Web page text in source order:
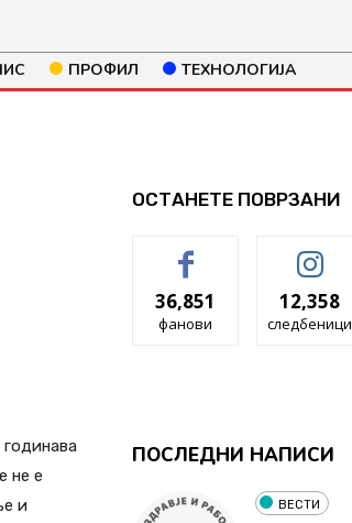
ПРОФИЛ ТЕХНОЛОГИЈА
не е
и
ОСТАНЕТЕ ПОВРЗАНИ
36,851
фанови
12,358
следбеници
ПОСЛЕДНИ НАПИСИ
ВЕСТИ